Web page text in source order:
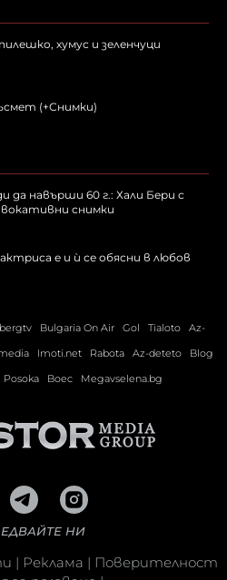
хумус и зеленчуци
(+Снимки)
да навърши 60 г.: Хали Бери с
снимки
е и ѝ се обясни в любов
Bulgaria On Air Gol Tialoto
Az-
Imoti.net Rabota Az-deteto
Blog
Posoka Boec Megavselena.bg
НИ
| Реклама | Поверителност